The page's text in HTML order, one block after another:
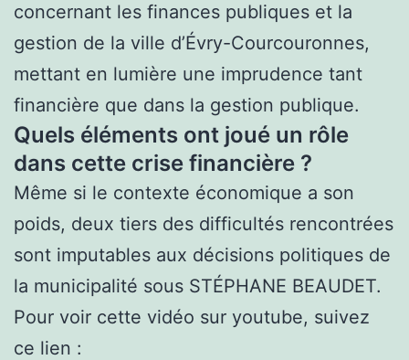
concernant les finances publiques et la
gestion de la ville d’Évry-Courcouronnes,
mettant en lumière une imprudence tant
financière que dans la gestion publique.
Quels éléments ont joué un rôle
dans cette crise financière ?
Même si le contexte économique a son
poids, deux tiers des difficultés rencontrées
sont imputables aux décisions politiques de
la municipalité sous STÉPHANE BEAUDET.
Pour voir cette vidéo sur youtube, suivez
ce lien :